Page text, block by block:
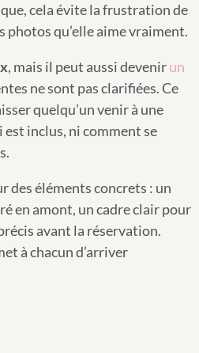
cela évite la frustration de
photos qu’elle aime vraiment.
, mais il peut aussi devenirun
ne sont pas clarifiées. Ce
quelqu’un venir à une
est inclus, ni comment se
des éléments concrets : un
en amont, un cadre clair pour
avant la réservation.
à chacun d’arriver